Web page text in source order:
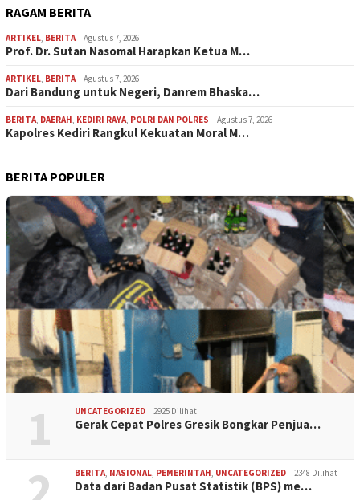
RAGAM BERITA
ARTIKEL BERITA Agustus 7, 2026
Prof. Dr. Sutan Nasomal Harapkan Ketua M…
ARTIKEL BERITA Agustus 7, 2026
Dari Bandung untuk Negeri, Danrem Bhaska…
BERITA DAERAH KEDIRI RAYA POLRI DAN POLRES Agustus 7, 2026
Kapolres Kediri Rangkul Kekuatan Moral M…
BERITA POPULER
1 UNCATEGORIZED 2925 Dilihat
Gerak Cepat Polres Gresik Bongkar Penjua…
BERITA NASIONAL PEMERINTAH UNCATEGORIZED 2348 Dilihat
Data dari Badan Pusat Statistik (BPS) me…